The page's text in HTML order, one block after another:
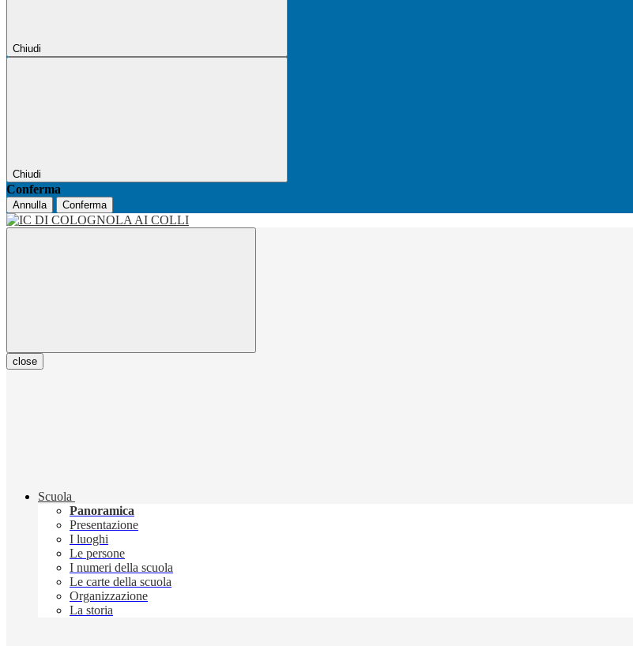
Chiudi
Chiudi
Conferma
Annulla Conferma
close
Scuola
Panoramica
Presentazione
I luoghi
Le persone
I numeri della scuola
Le carte della scuola
Organizzazione
La storia